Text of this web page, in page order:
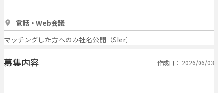
電話・Web会議
マッチングした方へのみ社名公開（SIer）
募集内容 作成日： 2026/06/03